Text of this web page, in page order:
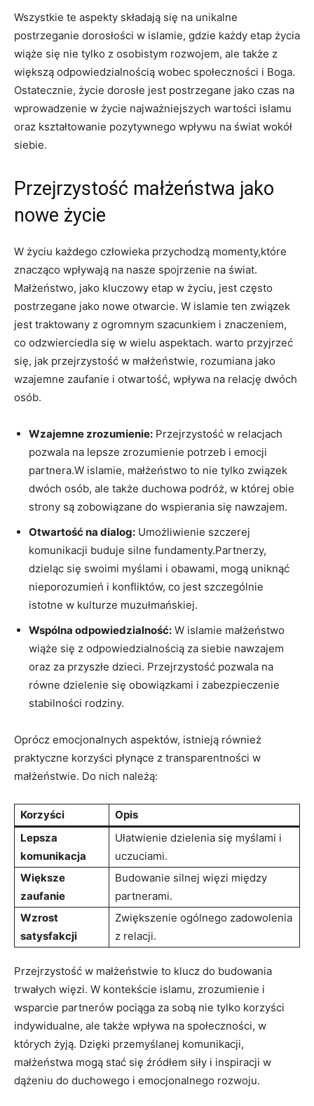
Wszystkie te aspekty składają się na unikalne
postrzeganie dorosłości w islamie, gdzie każdy etap życia
wiąże się nie tylko z osobistym rozwojem, ale także z
większą odpowiedzialnością wobec społeczności i Boga.
Ostatecznie, życie dorosłe jest postrzegane jako czas na
wprowadzenie w życie najważniejszych wartości islamu
oraz kształtowanie pozytywnego wpływu na świat wokół
siebie.
Przejrzystość małżeństwa jako
nowe życie
W życiu każdego człowieka przychodzą momenty,które
znacząco wpływają na nasze spojrzenie na świat.
Małżeństwo, jako kluczowy etap w życiu, jest często
postrzegane jako nowe otwarcie. W islamie ten związek
jest traktowany z ogromnym szacunkiem i znaczeniem,
co odzwierciedla się w wielu aspektach. warto przyjrzeć
się, jak przejrzystość w małżeństwie, rozumiana jako
wzajemne zaufanie i otwartość, wpływa na relację dwóch
osób.
Wzajemne zrozumienie: Przejrzystość w relacjach
pozwala na lepsze zrozumienie potrzeb i emocji
partnera.W islamie, małżeństwo to nie tylko związek
dwóch osób, ale także duchowa podróż, w której obie
strony są zobowiązane do wspierania się nawzajem.
Otwartość na dialog: Umożliwienie szczerej
komunikacji buduje silne fundamenty.Partnerzy,
dzieląc się swoimi myślami i obawami, mogą uniknąć
nieporozumień i konfliktów, co jest szczególnie
istotne w kulturze muzułmańskiej.
Wspólna odpowiedzialność: W islamie małżeństwo
wiąże się z odpowiedzialnością za siebie nawzajem
oraz za przyszłe dzieci. Przejrzystość pozwala na
równe dzielenie się obowiązkami i zabezpieczenie
stabilności rodziny.
Oprócz emocjonalnych aspektów, istnieją również
praktyczne korzyści płynące z transparentności w
małżeństwie. Do nich należą:
Korzyści
Opis
Lepsza
komunikacja
Ułatwienie dzielenia się myślami i
uczuciami.
Większe
zaufanie
Budowanie silnej więzi między
partnerami.
Wzrost
satysfakcji
Zwiększenie ogólnego zadowolenia
z relacji.
Przejrzystość w małżeństwie to klucz do budowania
trwałych więzi. W kontekście islamu, zrozumienie i
wsparcie partnerów pociąga za sobą nie tylko korzyści
indywidualne, ale także wpływa na społeczności, w
których żyją. Dzięki przemyślanej komunikacji,
małżeństwa mogą stać się źródłem siły i inspiracji w
dążeniu do duchowego i emocjonalnego rozwoju.